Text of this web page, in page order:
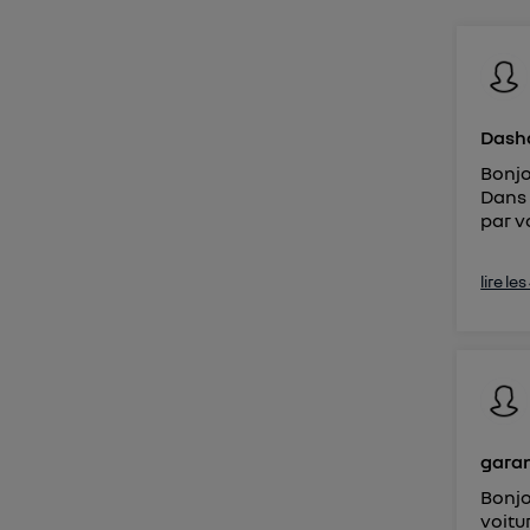
par
lire